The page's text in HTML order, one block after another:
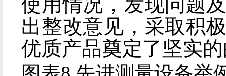
使用情况，发现问题
出整改意见，采取积
优质产品奠定了坚实